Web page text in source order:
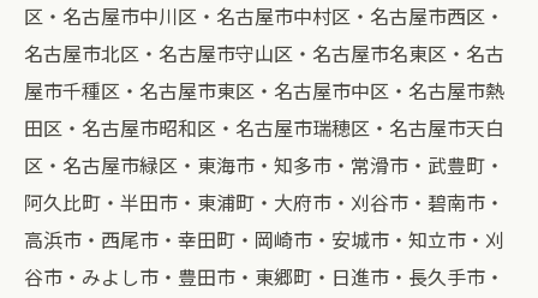
区・名古屋市中川区・名古屋市中村区・名古屋市西区・
名古屋市北区・名古屋市守山区・名古屋市名東区・名古
屋市千種区・名古屋市東区・名古屋市中区・名古屋市熱
田区・名古屋市昭和区・名古屋市瑞穂区・名古屋市天白
区・名古屋市緑区・東海市・知多市・常滑市・武豊町・
阿久比町・半田市・東浦町・大府市・刈谷市・碧南市・
高浜市・西尾市・幸田町・岡崎市・安城市・知立市・刈
谷市・みよし市・豊田市・東郷町・日進市・長久手市・